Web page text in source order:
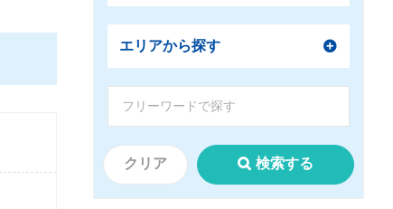
エリアから探す
クリア 検索する